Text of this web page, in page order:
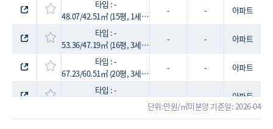
타입 : -
48.07/42.51㎡ (15평, 1세대)
- -
아파트
타입 : -
53.36/47.19㎡ (16평, 3세대)
- -
아파트
타입 : -
67.23/60.51㎡ (20평, 3세대)
- -
아파트
타입 : -
- -
아파트
타입 : -
단위:만원/㎡미분양 기준일: 2026-04